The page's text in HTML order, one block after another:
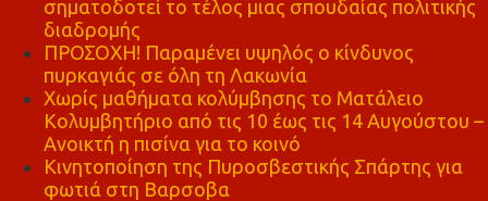
σηματοδοτεί το τέλος μιας σπουδαίας πολιτικής
διαδρομής
ΠΡΟΣΟΧΗ! Παραμένει υψηλός ο κίνδυνος
πυρκαγιάς σε όλη τη Λακωνία
Χωρίς μαθήματα κολύμβησης το Ματάλειο
Κολυμβητήριο από τις 10 έως τις 14 Αυγούστου –
Ανοικτή η πισίνα για το κοινό
Κινητοποίηση της Πυροσβεστικής Σπάρτης για
φωτιά στη Βαρσοβα